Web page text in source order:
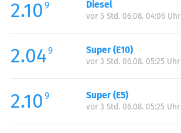
Mittwoch:
Donnerstag:
Samstag:
Sonntag:
2.10 9 Diesel
vor 5 Std. 06.08. 04:06 Uhr
2.049 Super (E10)
vor 3 Std. 06.08. 05:25 Uhr
2.10 9 Super (E5)
vor 3 Std. 06.08. 05:25 Uhr